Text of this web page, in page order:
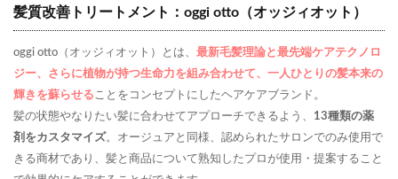
髪質改善トリートメント：oggi otto（オッジィオット）
oggi otto（オッジィオット）とは、 最新毛髪理論と最先端ケアテクノロ
ジー、さらに植物が持つ生命力を組み合わせて、一人ひとりの髪本来の
輝きを蘇らせる ことをコンセプトにしたヘアケアブランド。
髪の状態やなりたい髪に合わせてアプローチできるよう、 13種類の薬
剤をカスタマイズ。オージュアと同様、認められたサロンでのみ使用で
きる商材であり、髪と商品について熟知したプロが使用・提案すること